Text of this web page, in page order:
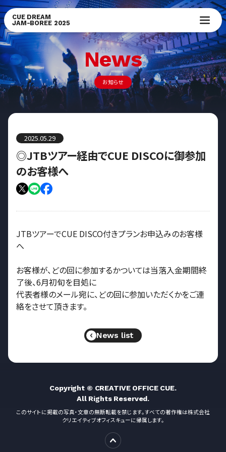
CUE DREAM
JAM-BOREE 2025
News
お知らせ
2025.05.29
◎JTBツアー経由でCUE DISCOに御参加
のお客様へ
JTBツアーでCUE DISCO付きプランお申込みのお客様
へ
お客様が、どの回に参加するかついては当落入金期間終
了後、6月初旬を目処に
代表者様のメール宛に、どの回に参加いただくかをご連
絡をさせて頂きます。
News list
Copyright © CREATIVE OFFICE CUE.
All Rights Reserved.
このサイトに掲載の写真・文章の無断転載を禁じます。すべての著作権は株式会社
クリエイティブオフィスキューに帰属します。